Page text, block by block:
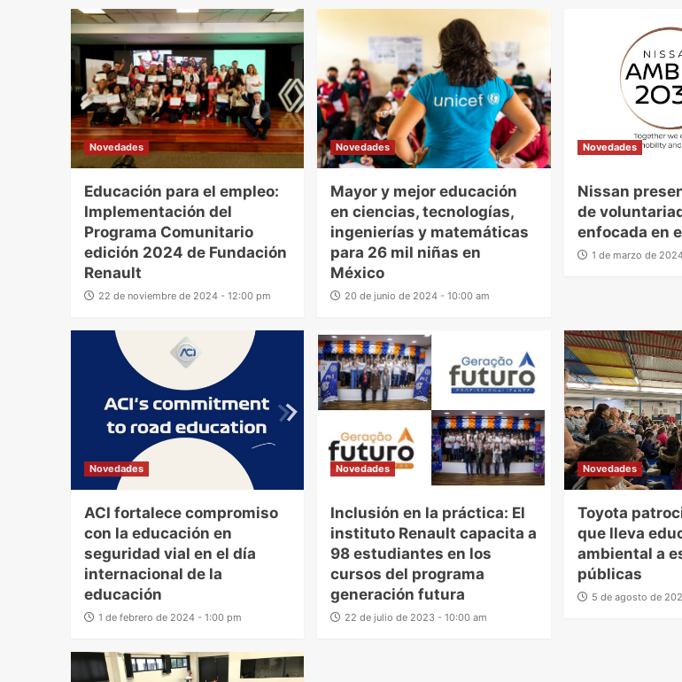
Novedades
Educación para el empleo:
Implementación del
Programa Comunitario
edición 2024 de Fundación
Renault
22 de noviembre de 2024 - 12:00 pm
Novedades
Mayor y mejor educación
en ciencias, tecnologías,
ingenierías y matemáticas
para 26 mil niñas en
México
20 de junio de 2024 - 10:00 am
Novedades
Nissan
de
enfocada en
1 de marzo de
Novedades
ACI fortalece compromiso
con la educación en
seguridad vial en el día
internacional de la
educación
1 de febrero de 2024 - 1:00 pm
Novedades
Inclusión en la práctica: El
instituto Renault capacita a
98 estudiantes en los
cursos del programa
generación futura
22 de julio de 2023 - 10:00 am
Novedades
Toyota
que lleva
ambiental a
públicas
5 de agosto de